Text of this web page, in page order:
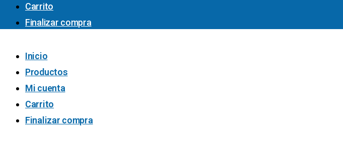
Carrito
Finalizar compra
Inicio
Productos
Mi cuenta
Carrito
Finalizar compra